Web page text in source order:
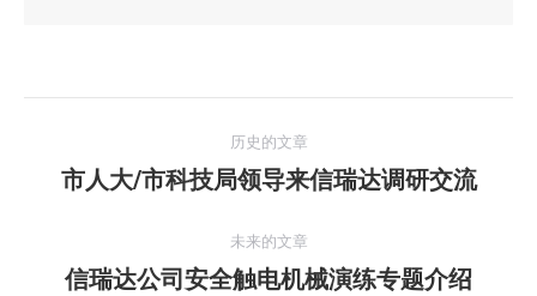
章
历史的文章
历
的
文
市人大/市科技局领导来信瑞达调研交流
未来的文章
未
信瑞达公司安全触电机械演练专题介绍